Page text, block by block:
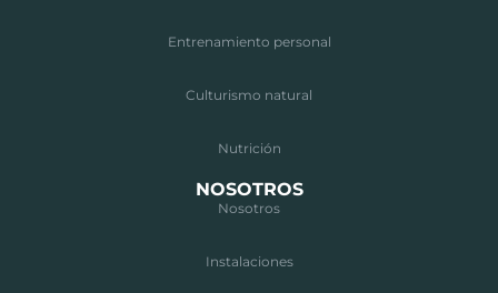
Entrenamiento personal
Culturismo natural
Nutrición
NOSOTROS
Nosotros
Instalaciones